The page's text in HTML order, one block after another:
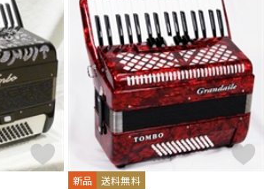
新品 送料無料